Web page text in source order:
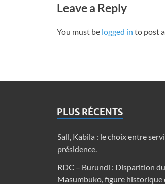
Leave a Reply
You must be logged in to post
PLUS RÉCENTS
Sall, Kabila : le choix entre
présidence.
RDC – Burundi : Disparition
Masumbuko, figure historique